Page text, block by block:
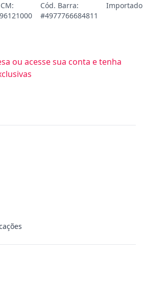
Cód. Barra:
#4977766684811
Importado
ou acesse sua conta e tenha
no Whatsapp